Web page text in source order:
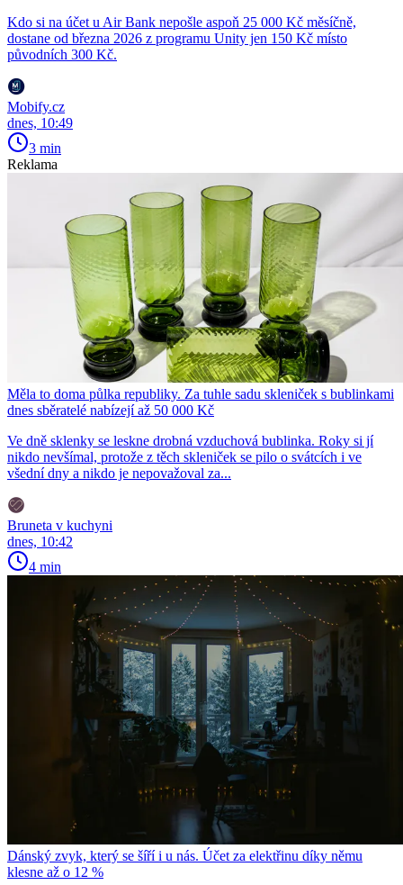
Kdo si na účet u Air Bank nepošle aspoň 25 000 Kč měsíčně,
dostane od března 2026 z programu Unity jen 150 Kč místo
původních 300 Kč.
Mobify.cz
dnes, 10:49
3 min
Reklama
Měla to doma půlka republiky. Za tuhle sadu skleniček s bublinkami
dnes sběratelé nabízejí až 50 000 Kč
Ve dně sklenky se leskne drobná vzduchová bublinka. Roky si jí
nikdo nevšímal, protože z těch skleniček se pilo o svátcích i ve
všední dny a nikdo je nepovažoval za...
Bruneta v kuchyni
dnes, 10:42
4 min
Dánský zvyk, který se šíří i u nás. Účet za elektřinu díky němu
klesne až o 12 %